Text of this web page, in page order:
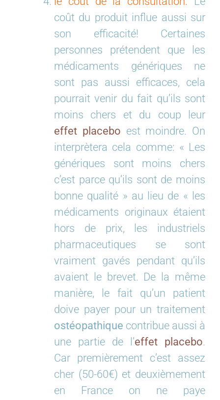
coût du produit influe aussi sur
son efficacité! Certaines
personnes prétendent que les
médicaments génériques ne
sont pas aussi efficaces, cela
pourrait venir du fait qu’ils sont
moins chers et du coup leur
effet placebo est moindre. On
interprètera cela comme: « Les
génériques sont moins chers
c’est parce qu’ils sont de moins
bonne qualité » au lieu de « les
médicaments originaux étaient
hors de prix, les industriels
pharmaceutiques se sont
vraiment gavés pendant qu’ils
avaient le brevet. De la même
manière, le fait qu’un patient
doive payer pour un traitement
ostéopathique contribue aussi à
une partie de l’effet placebo.
Car premièrement c’est assez
cher (50-60€) et deuxièmement
en France on ne paye